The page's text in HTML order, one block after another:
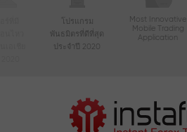
โปรแกรม
พันธมิตรที่ดีที่สุด
ประจำปี 2020
Most Innovative
Mobile Trading
Application